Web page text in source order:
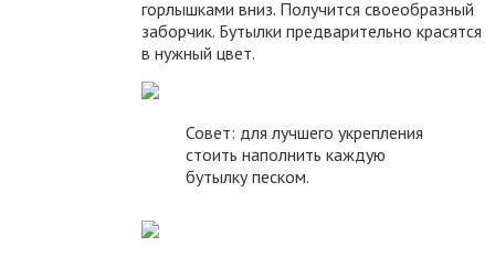
горлышками вниз. Получится своеобразный
заборчик. Бутылки предварительно красятся
в нужный цвет.
Совет: для лучшего укрепления
стоить наполнить каждую
бутылку песком.